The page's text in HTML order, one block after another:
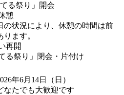
る祭り」開会
憩
により、休憩の時間は前
ます。
再開
る祭り」閉会・片付け
6月14日（日）
たでも大歓迎です